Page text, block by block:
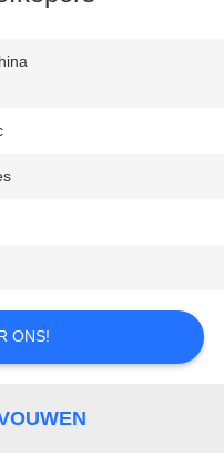
ONS!